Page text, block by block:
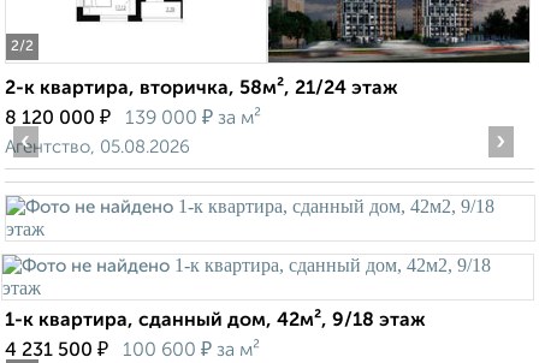
2/2
2-к квартира, вторичка, 58м², 21/24 этаж
8 120 000 ₽ 139 000 ₽ за м²
Агентство, 05.08.2026
‹ ›
1-к квартира, сданный дом, 42м², 9/18 этаж
4 231 500 ₽ 100 600 ₽ за м²